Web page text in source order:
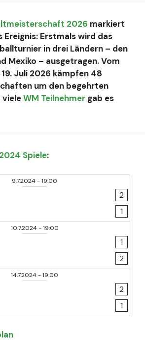
2026 markiert
Ereignis: Erstmals wird das
in drei Ländern – den
Mexiko – ausgetragen. Vom
19. Juli 2026 kämpfen 48
um den begehrten
vieleWM Teilnehmer gab es
Spiele:
9.7.2024-19:00
2
1
10.7.2024-19:00
1
2
14.7.2024-19:00
2
1